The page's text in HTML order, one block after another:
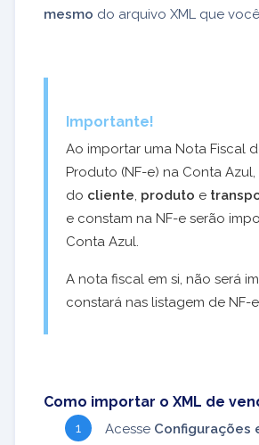
mesmo do arquivo XML que
Importante!
Ao importar uma Nota Fiscal
Produto (NF-e) na Conta
do cliente, produto e
e constam na NF-e serão
Conta Azul.
A nota fiscal em si, não será
constará nas listagem de NF-
Como importar o XML de
Acesse Configurações